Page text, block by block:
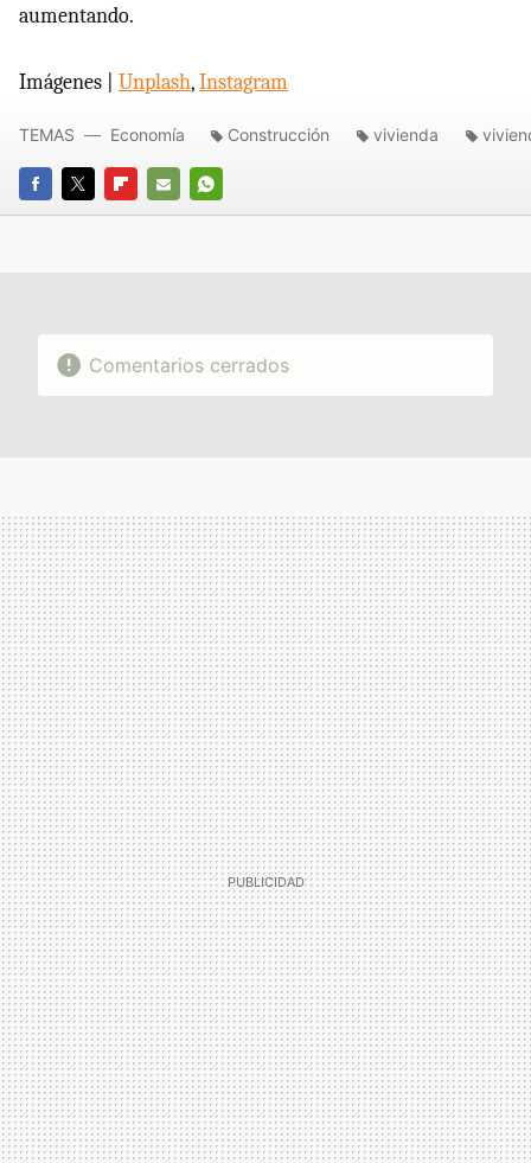
aumentando.
Imágenes | Unplash,Instagram
FACEBOOK
TWITTERFLIPBOARD
E-
WHATSAPP
TEMAS Economía Construcción vivienda
Comentarios cerrados